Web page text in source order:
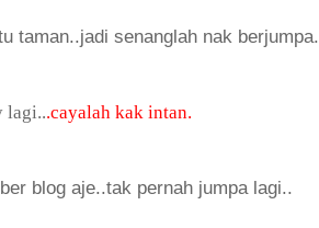
taman..jadi senanglah nak berjumpa.
lagi...cayalah kak intan.
blog aje..tak pernah jumpa lagi..